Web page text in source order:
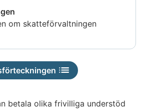
om skatteförvaltningen
betala olika frivilliga understöd